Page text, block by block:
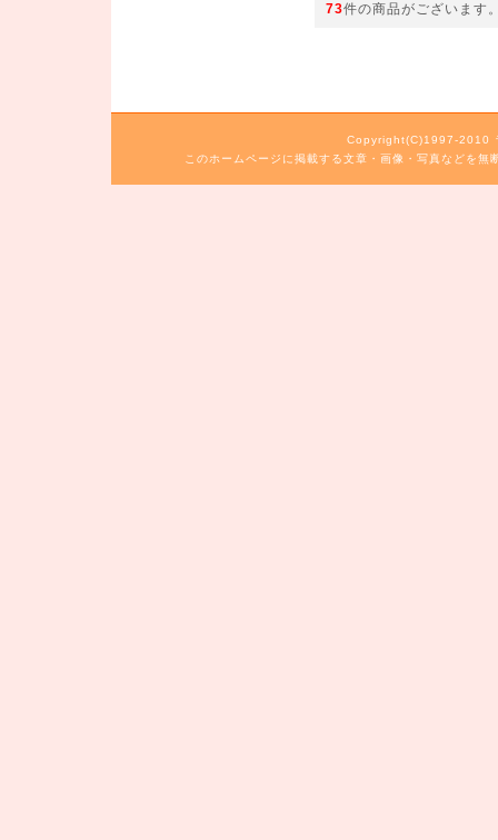
73件の商品がございます
Copyright(C)1997-2010
このホームページに掲載する文章・画像・写真などを